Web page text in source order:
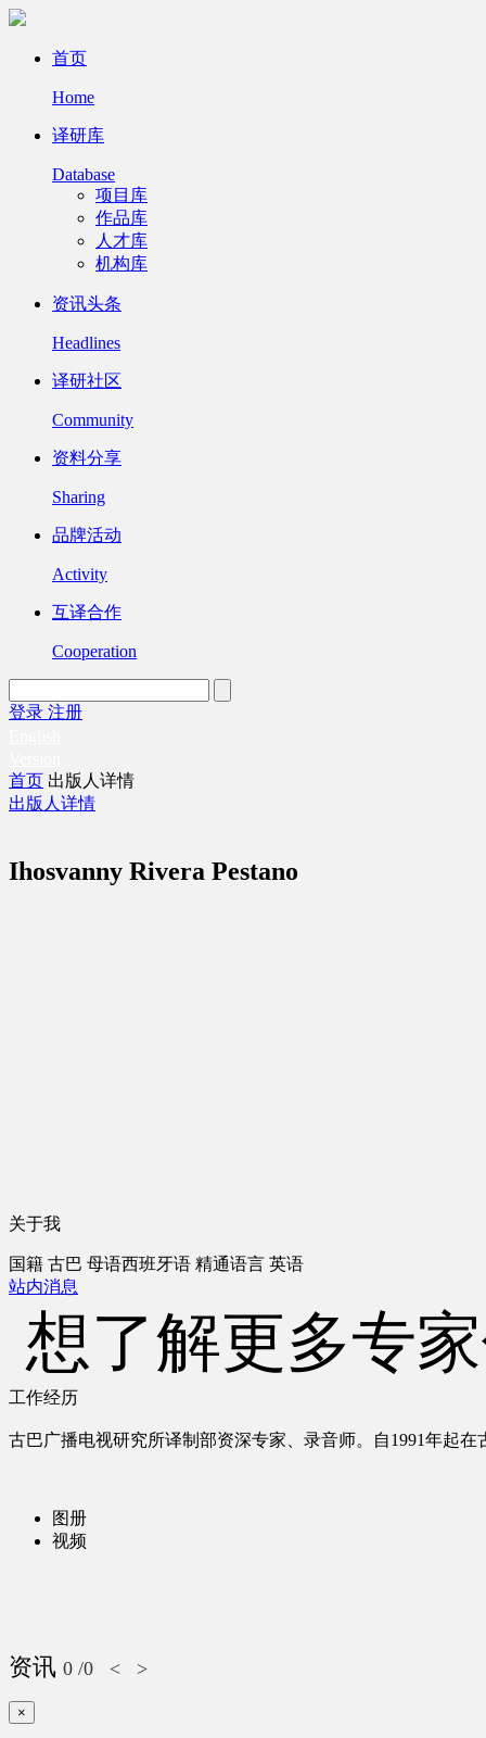
首页
Home
译研库
Database
项目库
作品库
人才库
机构库
资讯头条
Headlines
译研社区
Community
资料分享
Sharing
品牌活动
Activity
互译合作
Cooperation
登录 注册
首页 出版人详情
出版人详情
Ihosvanny Rivera Pestano
关于我
国籍 古巴 母语西班牙语 精通语言 英语
站内消息
想了解更多专
工作经历
古巴广播电视研究所译制部资深专家、录音师。自1991年起在
图册
视频
资讯 0 /0 < >
×